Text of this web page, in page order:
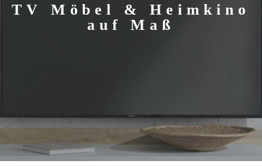
TV Möbel & Heimkino
auf Maß